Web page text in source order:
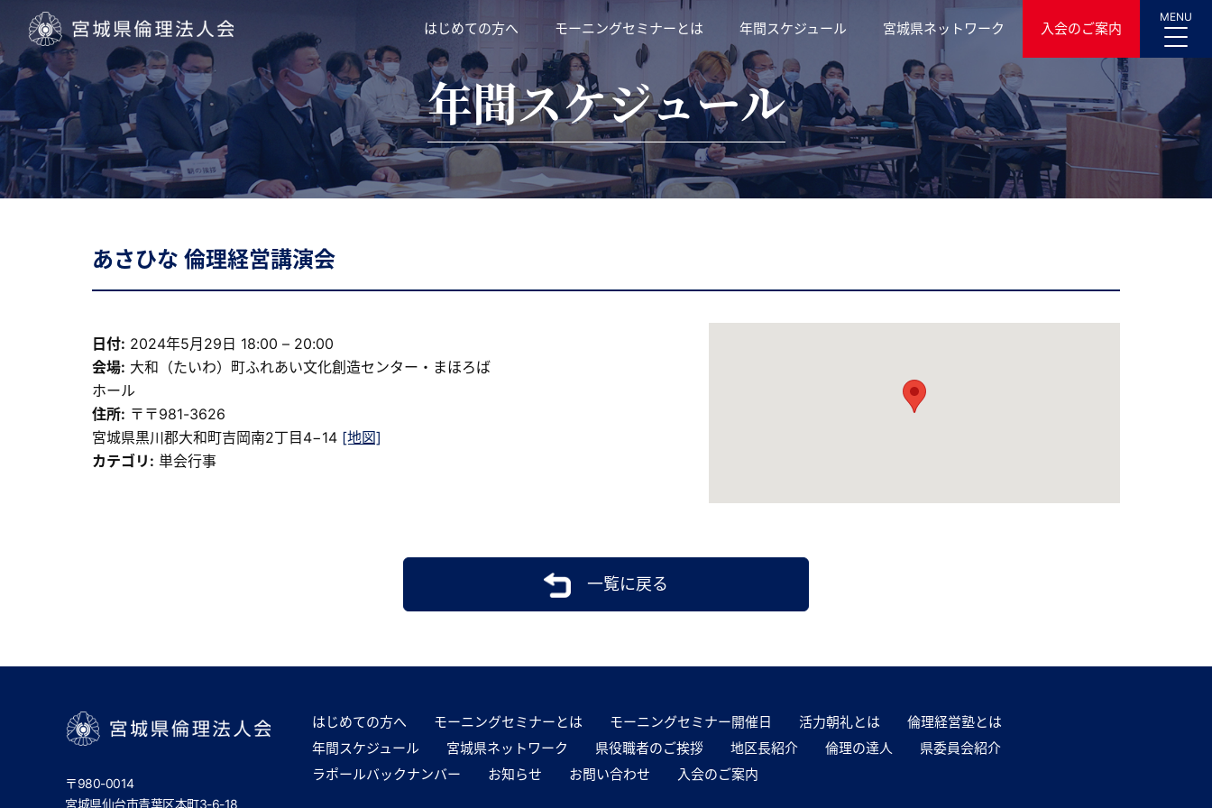
宮城県倫理法人会
はじめての方へ モーニングセミナーとは 年間スケジュール 宮城県ネットワーク 入会のご案内
MENU
年間スケジュール
あさひな 倫理経営講演会
日付: 2024年5月29日 18:00 – 20:00
会場: 大和（たいわ）町ふれあい文化創造センター・まほろば
ホール
住所: 〒〒981-3626
宮城県黒川郡大和町吉岡南2丁目4−14 [地図]
カテゴリ: 単会行事
一覧に戻る
〒980-0014
宮城県仙台市青葉区本町3-6-18
はじめての方へ モーニングセミナーとは モーニングセミナー開催日 活力朝礼とは
倫理経営塾とは
年間スケジュール
宮城県ネットワーク 県役職者のご挨拶 地区長紹介 倫理の達人
県委員会紹介
ラポールバックナンバー
お知らせ お問い合わせ 入会のご案内